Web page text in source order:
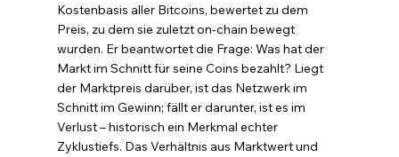
Kostenbasis aller Bitcoins, bewertet zu dem
Preis, zu dem sie zuletzt on-chain bewegt
wurden. Er beantwortet die Frage: Was hat der
Markt im Schnitt für seine Coins bezahlt? Liegt
der Marktpreis darüber, ist das Netzwerk im
Schnitt im Gewinn; fällt er darunter, ist es im
Verlust – historisch ein Merkmal echter
Zyklustiefs. Das Verhältnis aus Marktwert und